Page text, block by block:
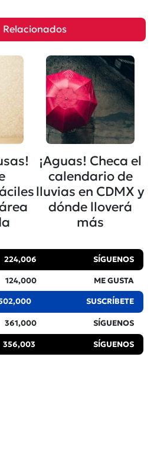
Relacionados
¡Aguas! Checa el
calendario de
lluvias en CDMX y
dónde lloverá
más
224,006 SÍGUENOS
124,000 ME GUSTA
SUSCRÍBETE
361,000 SÍGUENOS
356,003 SÍGUENOS